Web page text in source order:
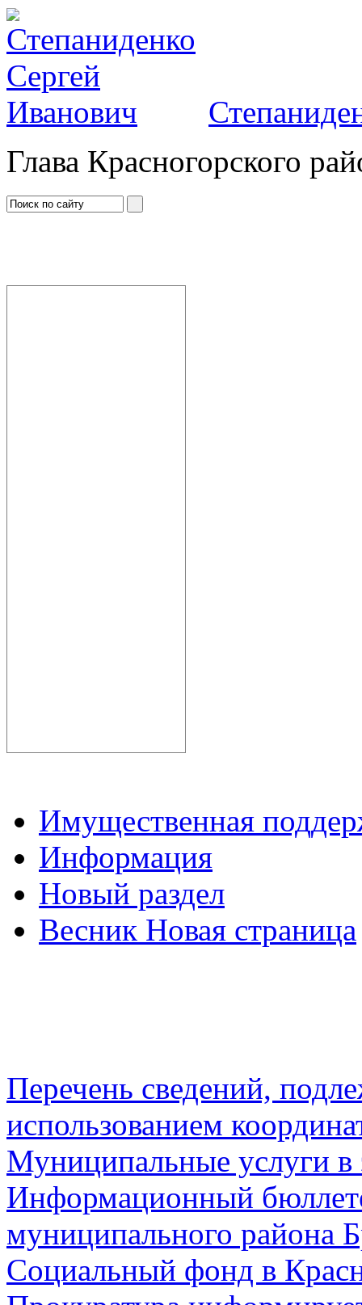
Глава Красногорского
Имущественная
Информация
Новый раздел
Весник Новая страница
Перечень сведений,
использованием
Муниципальные услуги в
Информационный
муниципального района
Социальный фонд в